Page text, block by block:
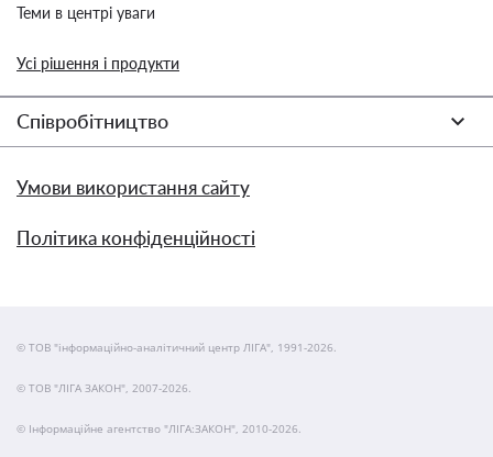
Теми в центрі уваги
Усі рішення і продукти
Співробітництво
Умови використання сайту
Політика конфіденційності
© ТОВ "інформаційно-аналітичний центр ЛІГА", 1991-2026.
© ТОВ "ЛІГА ЗАКОН", 2007-2026.
© Інформаційне агентство "ЛІГА:ЗАКОН", 2010-2026.